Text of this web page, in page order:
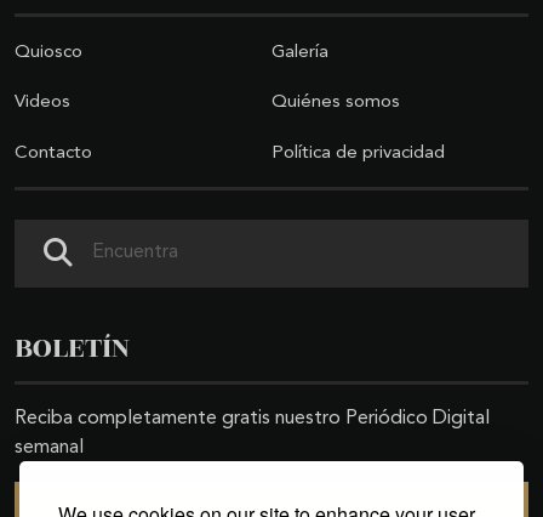
Quiosco Galería
Videos Quiénes somos
Contacto Política de privacidad
BOLETÍN
Reciba completamente gratis nuestro Periódico Digital
semanal